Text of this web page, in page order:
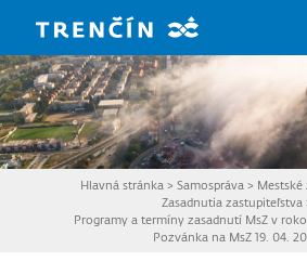
Hlavná stránka > Samospráva >
Zasadnutia zastupiteľstva
Programy a termíny zasadnutí MsZ v
Pozvánka na MsZ 19. 04.